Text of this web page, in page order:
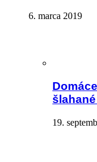
6. marca 2019
19.